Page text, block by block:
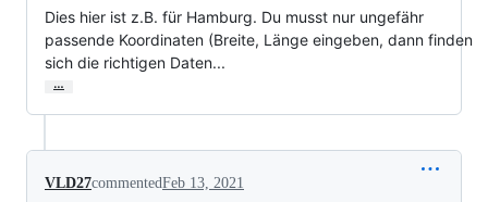
Dies hier ist z.B. für Hamburg. Du musst nur ungefähr
passende Koordinaten (Breite, Länge eingeben, dann finden
sich die richtigen Daten...
…
VLD27commentedFeb 13, 2021